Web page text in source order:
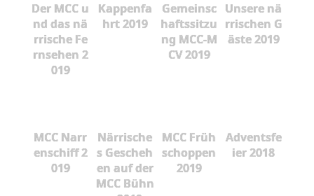
Der MCC u
nd das nä
rrische Fe
rnsehen 2
019
Kappenfa
hrt 2019
Gemeinsc
haftssitzu
ng MCC-M
CV 2019
Unsere nä
rrischen G
äste 2019
MCC Narr
enschiff 2
019
Närrische
s Gescheh
en auf der
MCC Bühn
MCC Früh
schoppen
2019
Adventsfe
ier 2018